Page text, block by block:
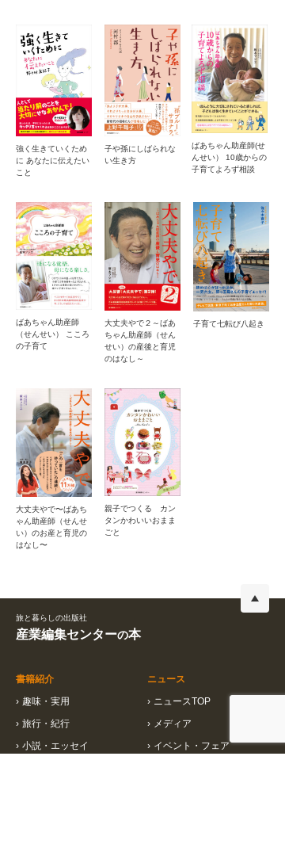
強く生きていくため
に あなたに伝えたい
こと
子や孫にしばられな
い生き方
ばあちゃん助産師(せ
んせい） 10歳からの
子育てよろず相談
ばあちゃん助産師
（せんせい） こころ
の子育て
大丈夫やで２～ばあ
ちゃん助産師（せん
せい）の産後と育児
のはなし～
子育て七転び八起き
大丈夫やで〜ばあち
ゃん助産師（せんせ
い）のお産と育児の
はなし〜
親子でつくる カン
タンかわいいおまま
ごと
旅と暮らしの出版社
産業編集センターの本
書籍紹介
› 趣味・実用
› 旅行・紀行
› 小説・エッセイ
ニュース
› ニュースTOP
› メディア
› イベント・フェア